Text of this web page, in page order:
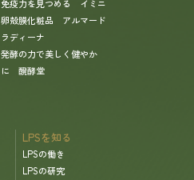
免疫力を見つめる イミニ
卵殻膜化粧品 アルマード
ラディーナ
発酵の力で美しく健やか
に 醗酵堂
LPSを知る
LPSの働き
LPSの研究